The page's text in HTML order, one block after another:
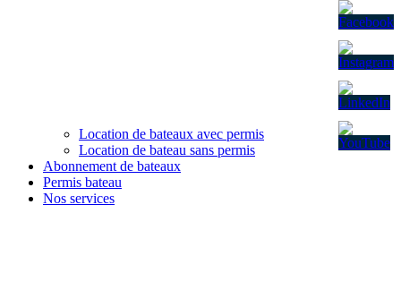
Location de bateaux avec permis
Location de bateau sans permis
Abonnement de bateaux
Permis bateau
Nos services